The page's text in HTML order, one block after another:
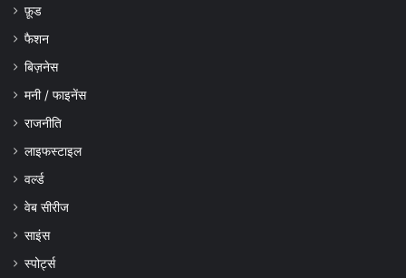
फ़ूड
फैशन
बिज़नेस
मनी / फाइनेंस
राजनीति
लाइफस्टाइल
वर्ल्ड
वेब सीरीज
साइंस
स्पोर्ट्स